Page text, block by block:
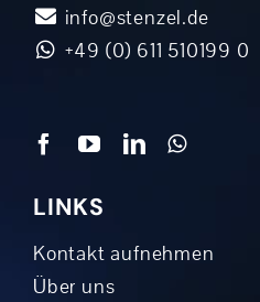
info@stenzel.de
+49 (0) 611 510199 0
LINKS
Kontakt aufnehmen
Über uns